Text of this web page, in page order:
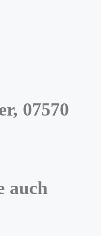
07570
auch